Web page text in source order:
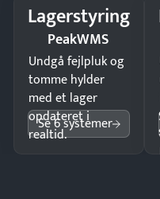
Lagerstyring
PeakWMS
Undgå fejlpluk og
tomme hylder
med et lager
opdateret i
realtid.
Se 6 systemer